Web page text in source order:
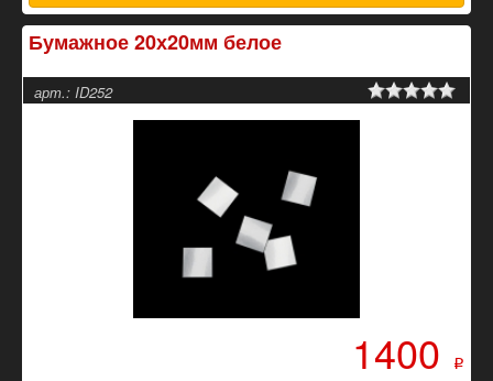
Бумажное 20х20мм белое
арт.: ID252
1400 p